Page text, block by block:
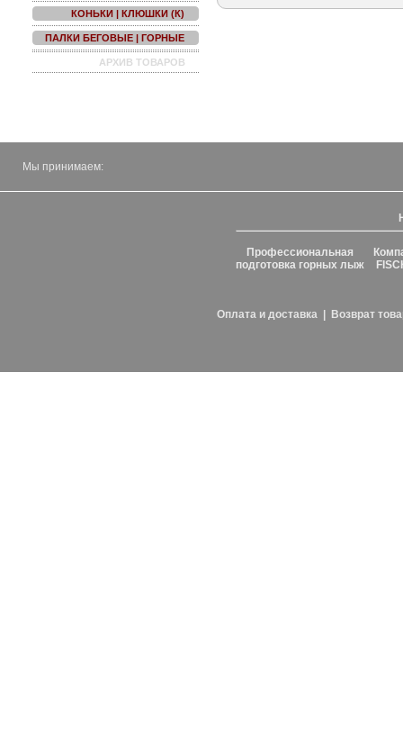
КОНЬКИ | КЛЮШКИ (К)
ПАЛКИ БЕГОВЫЕ | ГОРНЫЕ
АРХИВ ТОВАРОВ
Мы принимаем:
Профессиональная
подготовка горных лыж
Оплата и доставка Возврат